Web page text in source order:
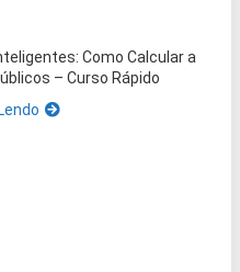
Como Calcular a
– Curso Rápido